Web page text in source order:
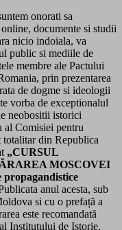
onorati sa
documente si studii
nicio indoiala, va
public si mediile de
membre ale Pactului
prin prezentarea
de dogme si ideologii
vorba de exceptionalul
neobositii istorici
al Comisiei pentru
totalitar din Republica
„CURSUL
MOSCOVEI
propagandistice
anul acesta, sub
si cu o prefață a
este recomandată
Institutului de Istorie,